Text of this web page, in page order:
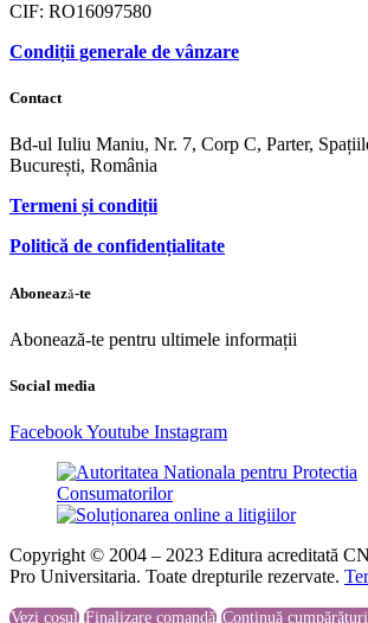
CIF: RO16097580
Condiții generale de vânzare
Contact
Bd-ul Iuliu Maniu, Nr. 7, Corp C, Parter,
București, România
Termeni și condiții
Politică de confidențialitate
Abonează-te
Abonează-te pentru ultimele informații
Social media
FacebookYoutube Instagram
Copyright © 2004 – 2023 Editura acreditată
Pro Universitaria. Toate drepturile rezervate.
Vezi coșul Finalizare comandă Continuă